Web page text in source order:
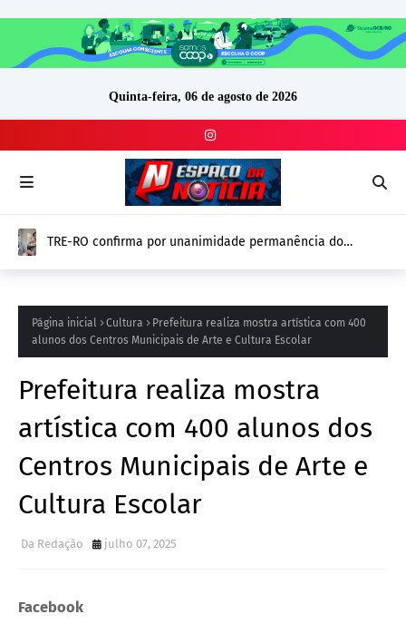
Quinta-feira, 06 de agosto de 2026
TRE-RO confirma por unanimidade permanência do
Página inicial Cultura
Prefeitura realiza mostra artística com 400
alunos dos Centros Municipais de Arte e Cultura Escolar
Prefeitura realiza mostra
artística com 400 alunos dos
Centros Municipais de Arte e
Cultura Escolar
Da Redação julho 07, 2025
Facebook